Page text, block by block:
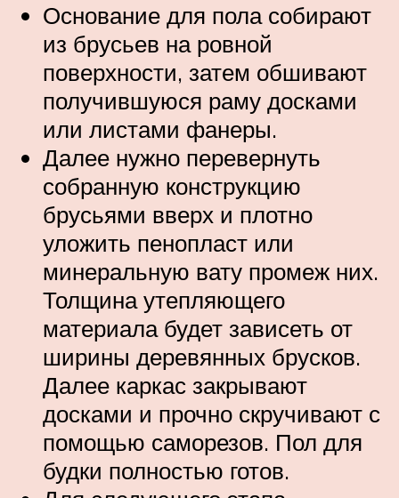
Основание для пола собирают
из брусьев на ровной
поверхности, затем обшивают
получившуюся раму досками
или листами фанеры.
Далее нужно перевернуть
собранную конструкцию
брусьями вверх и плотно
уложить пенопласт или
минеральную вату промеж них.
Толщина утепляющего
материала будет зависеть от
ширины деревянных брусков.
Далее каркас закрывают
досками и прочно скручивают с
помощью саморезов. Пол для
будки полностью готов.